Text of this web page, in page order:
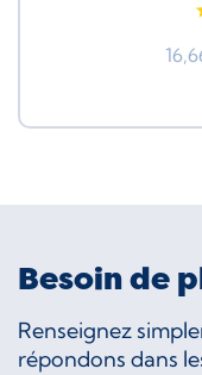
Besoin de
Renseignez
répondons dans